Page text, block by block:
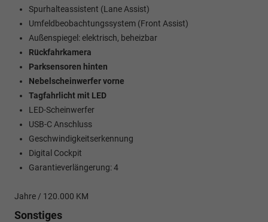
Spurhalteassistent (Lane Assist)
Umfeldbeobachtungssystem (Front Assist)
Außenspiegel: elektrisch, beheizbar
Rückfahrkamera
Parksensoren hinten
Nebelscheinwerfer vorne
Tagfahrlicht mit LED
LED-Scheinwerfer
USB-C Anschluss
Geschwindigkeitserkennung
Digital Cockpit
Garantieverlängerung: 4
Jahre / 120.000 KM
Sonstiges